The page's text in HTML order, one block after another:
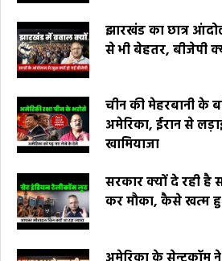
झारखंड का छात्र
से भी बेहतर, बीजेपी
चीन की मेहरबानी के
अमेरिका, ईरान से
खामियाजा
सरकार क्यों दे रही है
कर मौका, कैसे खत्म